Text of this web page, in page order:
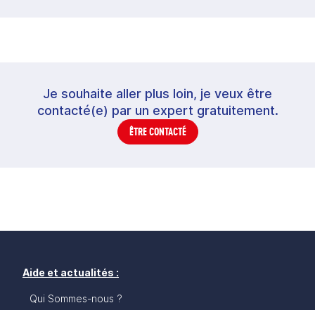
Je souhaite aller plus loin, je veux être
contacté(e) par un expert gratuitement.
ÊTRE CONTACTÉ
Aide et actualités :
Qui Sommes-nous ?